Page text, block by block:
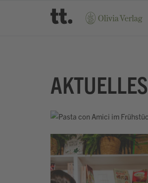
AKTUELLES